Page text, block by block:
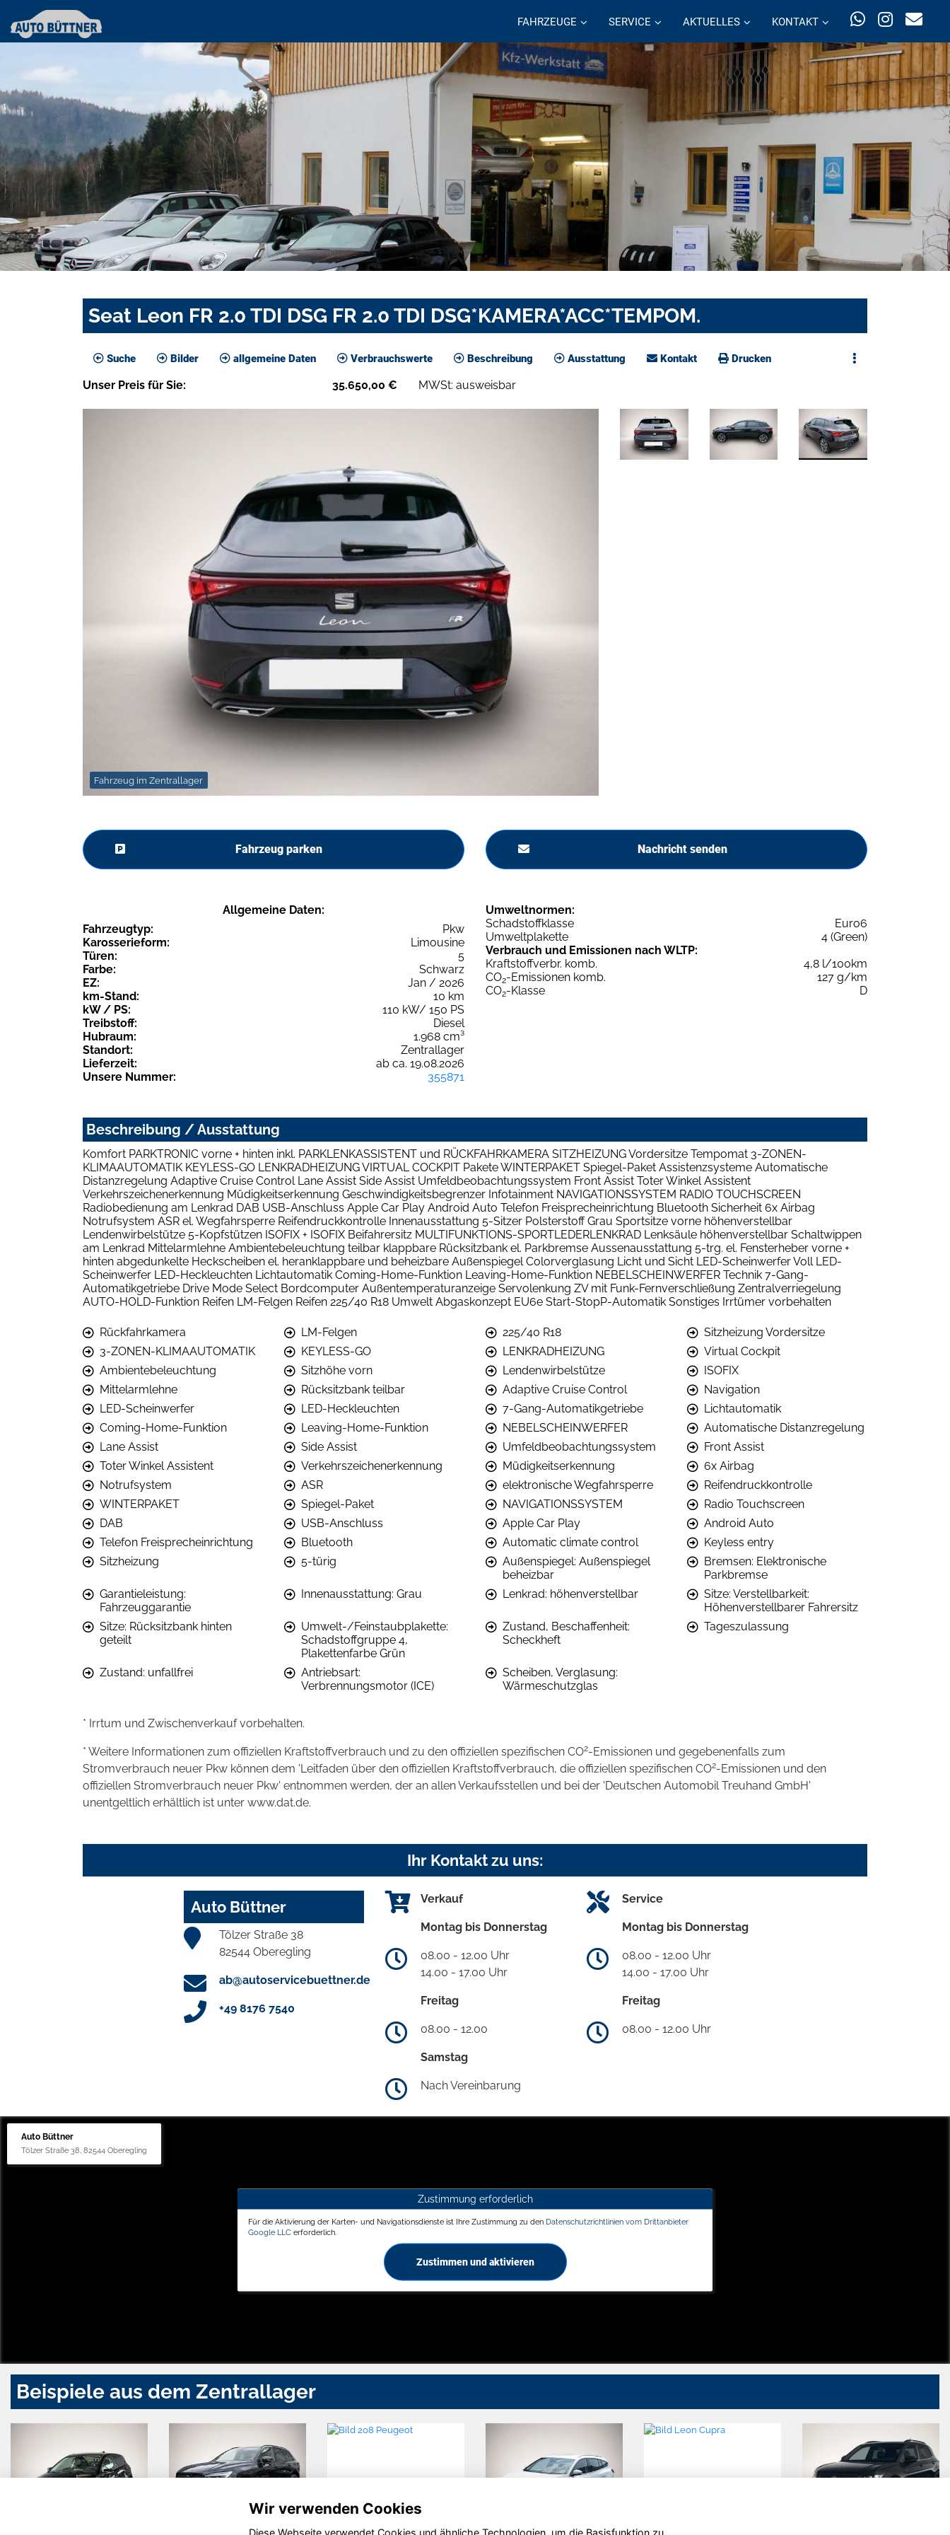
FAHRZEUGE SERVICE AKTUELLES KONTAKT
Seat Leon FR 2.0 TDI DSG FR 2.0 TDI DSG*KAMERA*ACC*TEMPOM.
Suche Bilder allgemeine Daten Verbrauchswerte Beschreibung Ausstattung Kontakt Drucken
Unser Preis für Sie: 35.650,00 € MWSt: ausweisbar
Fahrzeug im Zentrallager
Fahrzeug parken Nachricht senden
Allgemeine Daten:
Fahrzeugtyp:
Pkw
Karosserieform:
Limousine
Türen:
5
Farbe:
Schwarz
EZ:
Jan / 2026
km-Stand:
10 km
kW / PS:
110 kW/ 150 PS
Treibstoff:
Diesel
Hubraum:
1.968 cm³
Standort:
Zentrallager
Lieferzeit:
ab ca. 19.08.2026
Unsere Nummer:
355871
Umweltnormen:
Schadstoffklasse
Euro6
Umweltplakette
4 (Green)
Verbrauch und Emissionen nach WLTP:
Kraftstoffverbr. komb.
4,8 l/100km
CO2-Emissionen komb.
127 g/km
CO2-Klasse D
Beschreibung / Ausstattung
Komfort PARKTRONIC vorne + hinten inkl. PARKLENKASSISTENT und RÜCKFAHRKAMERA SITZHEIZUNG Vordersitze Tempomat 3-ZONEN-
KLIMAAUTOMATIK KEYLESS-GO LENKRADHEIZUNG VIRTUAL COCKPIT Pakete WINTERPAKET Spiegel-Paket Assistenzsysteme Automatische
Distanzregelung Adaptive Cruise Control Lane Assist Side Assist Umfeldbeobachtungssystem Front Assist Toter Winkel Assistent
Verkehrszeichenerkennung Müdigkeitserkennung Geschwindigkeitsbegrenzer Infotainment NAVIGATIONSSYSTEM RADIO TOUCHSCREEN
Radiobedienung am Lenkrad DAB USB-Anschluss Apple Car Play Android Auto Telefon Freisprecheinrichtung Bluetooth Sicherheit 6x Airbag
Notrufsystem ASR el. Wegfahrsperre Reifendruckkontrolle Innenausstattung 5-Sitzer Polsterstoff Grau Sportsitze vorne höhenverstellbar
Lendenwirbelstütze 5-Kopfstützen ISOFIX + ISOFIX Beifahrersitz MULTIFUNKTIONS-SPORTLEDERLENKRAD Lenksäule höhenverstellbar Schaltwippen
am Lenkrad Mittelarmlehne Ambientebeleuchtung teilbar klappbare Rücksitzbank el. Parkbremse Aussenausstattung 5-trg. el. Fensterheber vorne +
hinten abgedunkelte Heckscheiben el. heranklappbare und beheizbare Außenspiegel Colorverglasung Licht und Sicht LED-Scheinwerfer Voll LED-
Scheinwerfer LED-Heckleuchten Lichtautomatik Coming-Home-Funktion Leaving-Home-Funktion NEBELSCHEINWERFER Technik 7-Gang-
Automatikgetriebe Drive Mode Select Bordcomputer Außentemperaturanzeige Servolenkung ZV mit Funk-Fernverschließung Zentralverriegelung
AUTO-HOLD-Funktion Reifen LM-Felgen Reifen 225/40 R18 Umwelt Abgaskonzept EU6e Start-StopP-Automatik Sonstiges Irrtümer vorbehalten
Rückfahrkamera LM-Felgen 225/40 R18
Sitzheizung Vordersitze
3-ZONEN-KLIMAAUTOMATIK
KEYLESS-GO LENKRADHEIZUNG
Virtual Cockpit
Ambientebeleuchtung
Sitzhöhe vorn Lendenwirbelstütze
ISOFIX
Mittelarmlehne
Rücksitzbank teilbar Adaptive Cruise Control
Navigation
LED-Scheinwerfer
LED-Heckleuchten 7-Gang-Automatikgetriebe
Lichtautomatik
Coming-Home-Funktion
Leaving-Home-Funktion NEBELSCHEINWERFER
Automatische Distanzregelung
Lane Assist
Side Assist Umfeldbeobachtungssystem
Front Assist
Toter Winkel Assistent
Verkehrszeichenerkennung Müdigkeitserkennung
6x Airbag
Notrufsystem
ASR elektronische Wegfahrsperre
Reifendruckkontrolle
WINTERPAKET
Spiegel-Paket NAVIGATIONSSYSTEM
Radio Touchscreen
DAB
USB-Anschluss Apple Car Play
Android Auto
Telefon Freisprecheinrichtung
Bluetooth Automatic climate control
Keyless entry
Sitzheizung
5-türig
Außenspiegel: Außenspiegel
beheizbar
Bremsen: Elektronische
Parkbremse
Garantieleistung:
Fahrzeuggarantie
Innenausstattung: Grau Lenkrad: höhenverstellbar
Sitze: Verstellbarkeit:
Höhenverstellbarer Fahrersitz
Sitze: Rücksitzbank hinten
geteilt
Umwelt-/Feinstaubplakette:
Schadstoffgruppe 4,
Plakettenfarbe Grün
Zustand, Beschaffenheit:
Scheckheft
Tageszulassung
Zustand: unfallfrei
Antriebsart:
Verbrennungsmotor (ICE)
Scheiben, Verglasung:
Wärmeschutzglas
* Irrtum und Zwischenverkauf vorbehalten.
* Weitere Informationen zum offiziellen Kraftstoffverbrauch und zu den offiziellen spezifischen CO2-Emissionen und gegebenenfalls zum
Stromverbrauch neuer Pkw können dem 'Leitfaden über den offiziellen Kraftstoffverbrauch, die offiziellen spezifischen CO2-Emissionen und den
offiziellen Stromverbrauch neuer Pkw' entnommen werden, der an allen Verkaufsstellen und bei der 'Deutschen Automobil Treuhand GmbH'
unentgeltlich erhältlich ist unter www.dat.de.
Ihr Kontakt zu uns:
Auto Büttner
Tölzer Straße 38
82544 Oberegling
ab@autoservicebuettner.de
+49 8176 7540
Verkauf
Montag bis Donnerstag
08.00 - 12.00 Uhr
14.00 - 17.00 Uhr
Freitag
08.00 - 12.00
Samstag
Nach Vereinbarung
Service
Montag bis Donnerstag
08.00 - 12.00 Uhr
14.00 - 17.00 Uhr
Freitag
08.00 - 12.00 Uhr
Auto Büttner
Tölzer Straße 38, 82544 Oberegling
Zustimmung erforderlich
Für die Aktivierung der Karten- und Navigationsdienste ist Ihre Zustimmung zu den Datenschutzrichtlinien vom Drittanbieter
Google LLC erforderlich.
Zustimmen und aktivieren
Beispiele aus dem Zentrallager
Wir verwenden Cookies